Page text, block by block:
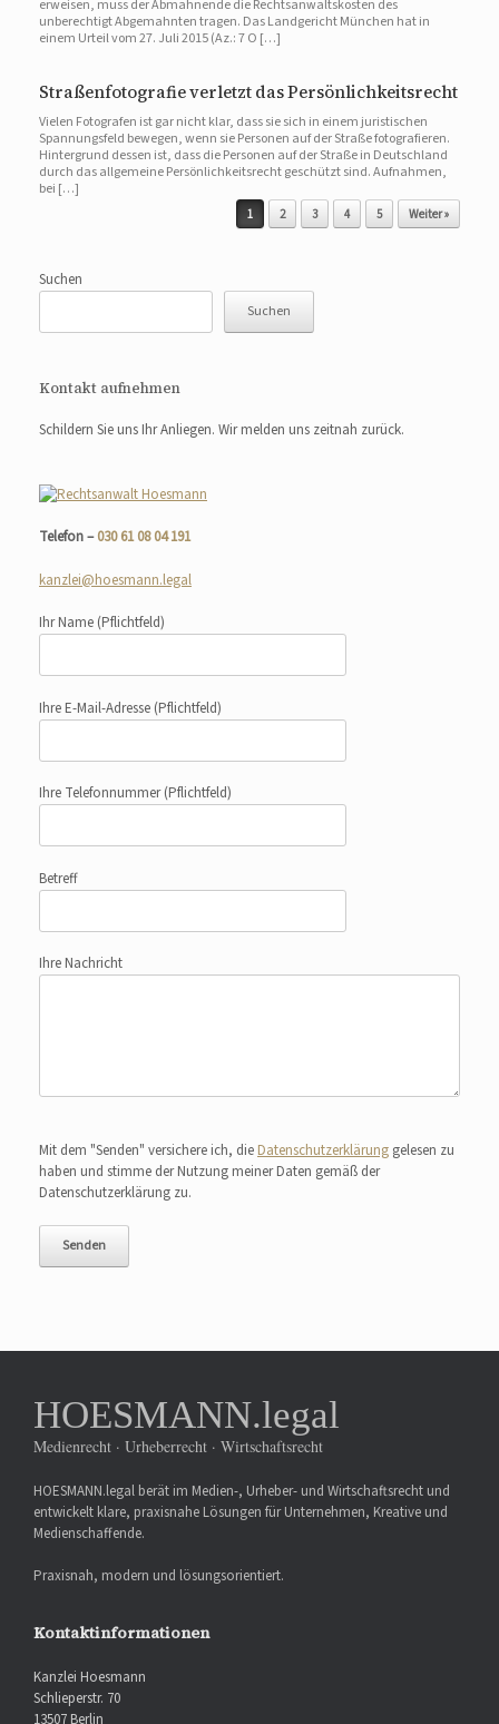
erweisen, muss der Abmahnende die Rechtsanwaltskosten des
unberechtigt Abgemahnten tragen. Das Landgericht München hat in
einem Urteil vom 27. Juli 2015 (Az.: 7 O […]
Straßenfotografie verletzt das Persönlichkeitsrecht
Vielen Fotografen ist gar nicht klar, dass sie sich in einem juristischen
Spannungsfeld bewegen, wenn sie Personen auf der Straße fotografieren.
Hintergrund dessen ist, dass die Personen auf der Straße in Deutschland
durch das allgemeine Persönlichkeitsrecht geschützt sind. Aufnahmen,
bei […]
1 2 3 4 5 Weiter »
Suchen
Suchen
Kontakt aufnehmen
Schildern Sie uns Ihr Anliegen. Wir melden uns zeitnah zurück.
Telefon –030 61 08 04 191
kanzlei@hoesmann.legal
Ihr Name (Pflichtfeld)
Ihre E-Mail-Adresse (Pflichtfeld)
Ihre Telefonnummer(Pflichtfeld)
Betreff
Ihre Nachricht
Mit dem "Senden" versichere ich, die Datenschutzerklärung gelesen zu
haben und stimme der Nutzung meiner Daten gemäß der
Datenschutzerklärung zu.
HOESMANN.legal
Medienrecht · Urheberrecht · Wirtschaftsrecht
HOESMANN.legal berät im Medien-, Urheber- und Wirtschaftsrecht und
entwickelt klare, praxisnahe Lösungen für Unternehmen, Kreative und
Medienschaffende.
Praxisnah, modern und lösungsorientiert.
Kontaktinformationen
Kanzlei Hoesmann
Schlieperstr. 70
13507 Berlin